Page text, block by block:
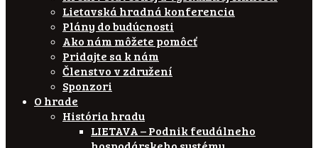
Lietavská hradná konferencia
Plány do budúcnosti
Ako nám môžete pomôcť
Pridajte sa k nám
Členstvo v združení
Sponzori
O hrade
História hradu
LIETAVA – Podnik feudálneho